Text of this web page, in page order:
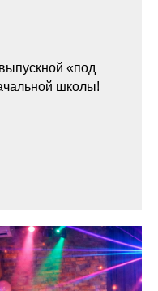
«под
школы!